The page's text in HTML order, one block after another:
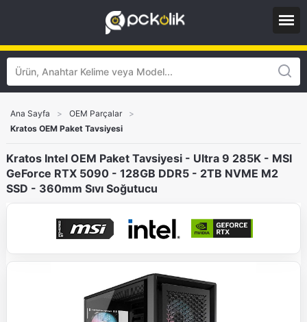
Ana Sayfa > OEM Parçalar
>
Kratos OEM Paket Tavsiyesi
Kratos Intel OEM Paket Tavsiyesi - Ultra 9 285K - MSI
GeForce RTX 5090 - 128GB DDR5 - 2TB NVME M2
SSD - 360mm Sıvı Soğutucu